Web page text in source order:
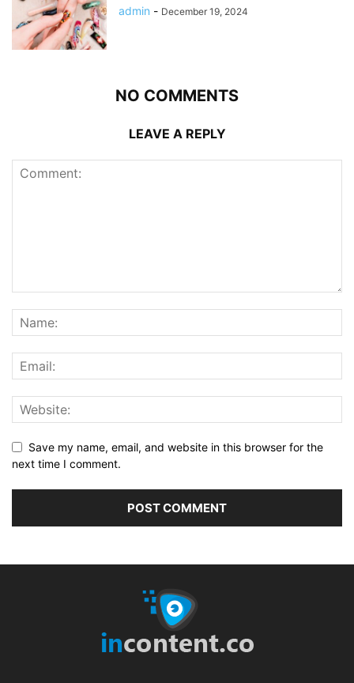
admin - December 19, 2024
NO COMMENTS
LEAVE A REPLY
Save my name, email, and website in this browser for the
next time I comment.